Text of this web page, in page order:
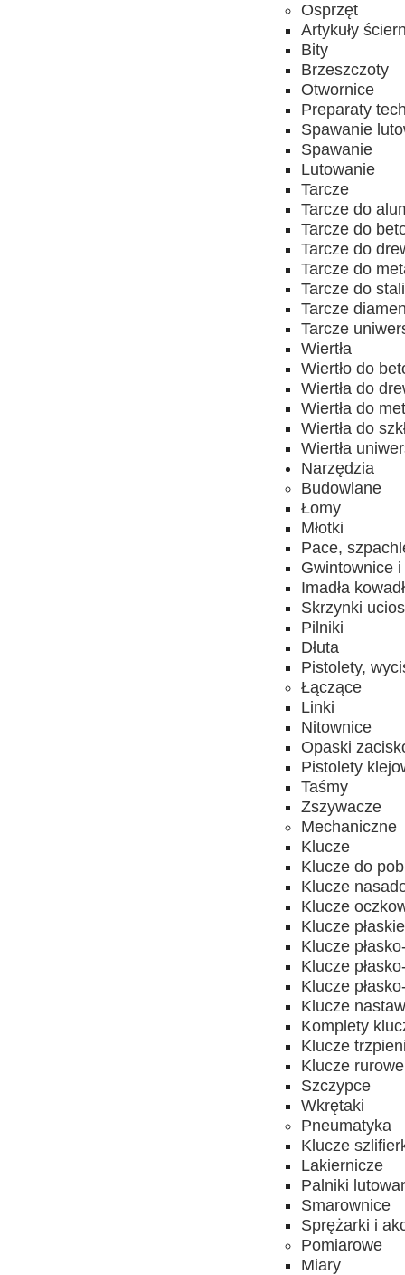
Osprzęt
Artykuły
Bity
Brzeszczoty
Otwornice
Preparaty
Spawanie
Spawanie
Lutowanie
Tarcze
Tarcze do
Tarcze do
Tarcze do
Tarcze do
Tarcze do
Tarcze
Tarcze
Wiertła
Wiertło do
Wiertła do
Wiertła do
Wiertła do
Wiertła
Narzędzia
Budowlane
Łomy
Młotki
Pace,
Gwintownice
Imadła
Skrzynki
Pilniki
Dłuta
Pistolety,
Łączące
Linki
Nitownice
Opaski
Pistolety
Taśmy
Zszywacze
Mechaniczne
Klucze
Klucze do
Klucze
Klucze
Klucze
Klucze
Klucze
Klucze
Klucze
Komplety
Klucze
Klucze rurowe
Szczypce
Wkrętaki
Pneumatyka
Klucze
Lakiernicze
Palniki
Smarownice
Sprężarki i
Pomiarowe
Miary